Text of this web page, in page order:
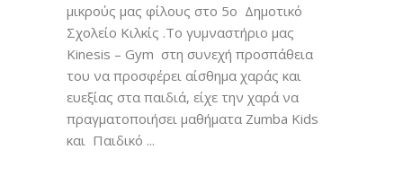
μικρούς μας φίλους στο 5ο Δημοτικό
Σχολείο Κιλκίς .Το γυμναστήριο μας
Kinesis – Gym στη συνεχή προσπάθεια
του να προσφέρει αίσθημα χαράς και
ευεξίας στα παιδιά, είχε την χαρά να
πραγματοποιήσει μαθήματα Zumba Kids
και Παιδικό